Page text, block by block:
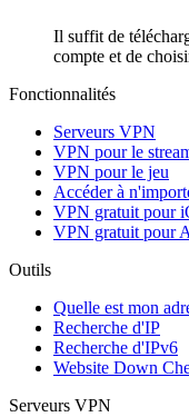
Il suffit de
compte et de
Fonctionnalités
Serveurs VPN
VPN pour le
VPN pour le jeu
Accéder à
VPN gratuit pour
VPN gratuit pour
Outils
Quelle est mon
Recherche d'IP
Recherche d'IPv6
Website Down
Serveurs VPN